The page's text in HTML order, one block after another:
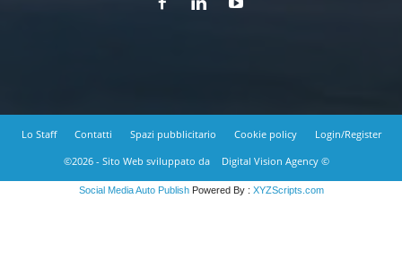
Lo Staff Contatti Spazi pubblicitario Cookie policy
Login/Register
©2026 - Sito Web sviluppato da
Digital Vision Agency ©
Social Media Auto PublishPowered By : XYZScripts.com